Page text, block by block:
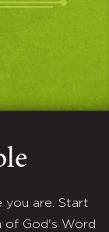
are. Start
of God's Word